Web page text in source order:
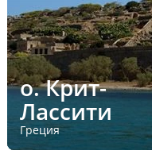
о. Крит-
Лассити
Греция